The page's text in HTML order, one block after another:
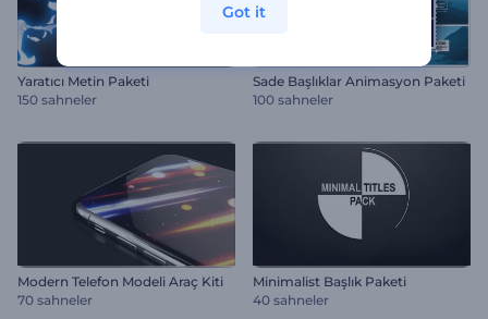
Yaratıcı Metin Paketi
150 sahneler
Sade Başlıklar Animasyon Paketi
100 sahneler
Modern Telefon Modeli Araç Kiti
70 sahneler
Minimalist Başlık Paketi
40 sahneler
Got it